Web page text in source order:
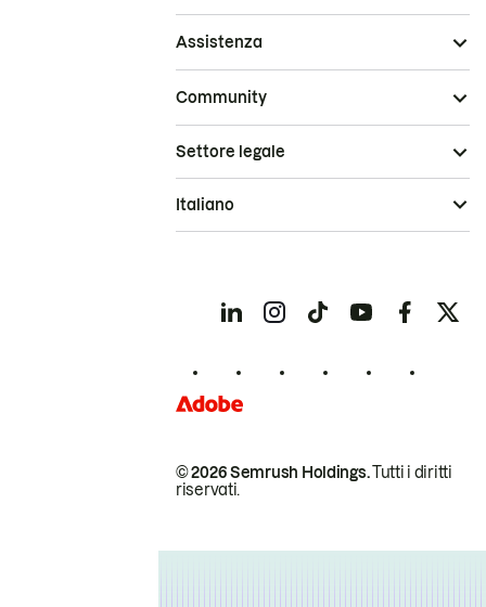
Assistenza
Community
© 2026 Semrush Holdings.Tutti i diritti
riservati.
Settore legale
Italiano